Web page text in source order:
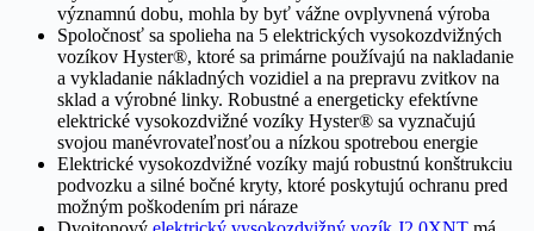
významnú dobu, mohla by byť vážne ovplyvnená výroba
Spoločnosť sa spolieha na 5 elektrických vysokozdvižných
vozíkov Hyster®, ktoré sa primárne používajú na nakladanie
a vykladanie nákladných vozidiel a na prepravu zvitkov na
sklad a výrobné linky. Robustné a energeticky efektívne
elektrické vysokozdvižné vozíky Hyster® sa vyznačujú
svojou manévrovateľnosťou a nízkou spotrebou energie
Elektrické vysokozdvižné vozíky majú robustnú konštrukciu
podvozku a silné bočné kryty, ktoré poskytujú ochranu pred
možným poškodením pri náraze